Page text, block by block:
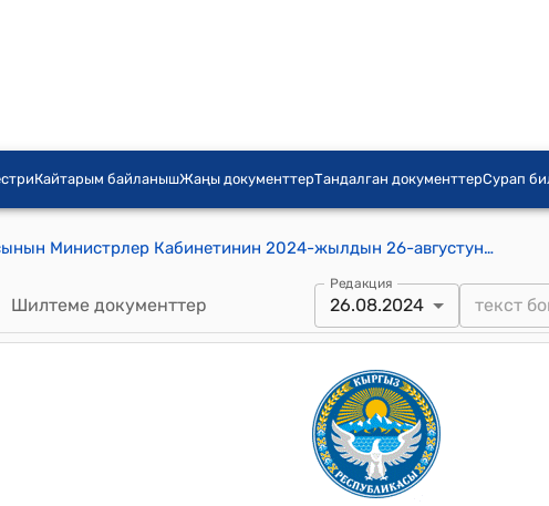
Кайтарым байланышЖаңы документтерТандалган документтерСурап
Кыргыз Республикасынын Министрлер Кабинетинин 2024-жылдын 26-августунун № 505 "Чакан ишкердик субъекттери тарабынан бухгалтердик эсеп жүргүзүү эрежелерин бекитүү жөнүндө" токтому
Шилтеме документтер
Редакция
26.08.2024